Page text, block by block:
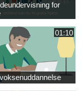
for
01:10